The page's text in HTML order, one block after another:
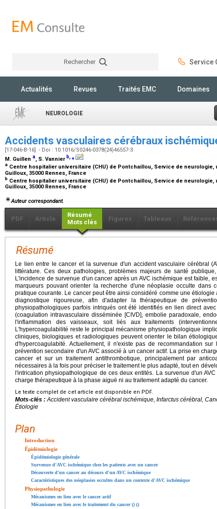
Rechercher Service
Actualités Revues Traités EMC Domaines
NEUROLOGIE
Accidents vasculaires cérébraux
[17-046-B-16] - Doi : 10.1016/S0246-0378(24)46557-3
M. Guillen a, S. Vannier b,⁎
a Centre hospitalier universitaire (CHU) de Pontchaillou, Service de neurologie,
Guilloux, 35000 Rennes, France
b Centre hospitalier universitaire (CHU) de Pontchaillou, Service de neurologie,
Guilloux, 35000 Rennes, France
Auteur correspondant.
PDF Article
Résumé
Mots clés
Figures Tableaux
Résumé
Le lien entre le cancer et la survenue d'un accident vasculaire cérébral
littérature. Ces deux pathologies, problèmes majeurs de santé
L'incidence de survenue d'un cancer après un AVC ischémique est faible,
marqueurs pouvant orienter la recherche d'une néoplasie occulte dans
pratique courante. Le cancer peut être ainsi considéré comme une
diagnostique rigoureuse, afin d'adapter la thérapeutique de
physiopathologiques parfois intriqués ont été identifiés en lien direct
(coagulation intravasculaire disséminée [CIVD], embolie paradoxale,
l'inflammation des vaisseaux, soit liés aux traitements
L'hypercoagulabilité reste le principal mécanisme physiopathologique
cliniques, biologiques et radiologiques peuvent orienter le bilan
d'hypercoagulabité. Actuellement, il n'existe pas de recommandation
prévention secondaire d'un AVC associé à un cancer actif. La prise en
cancer et sur un traitement antithrombotique, principalement par
nécessaires à la fois pour préciser le traitement le plus adapté, tout en
l'intrication physiopathologique de ces deux entités. La survenue d'un
charge thérapeutique à la phase aiguë ni au traitement adapté du cancer.
Le texte complet de cet article est disponible en PDF.
Mots-clés :Accident vasculaire cérébral ischémique, Infarctus cérébral,
Étiologie
Plan
Introduction
Épidémiologie
Épidémiologie générale
Survenue d'AVC ischémique chez les patients avec un cancer
Découverte d'un cancer au décours d'un AVC ischémique
Caractéristiques des néoplasies occultes dans un contexte d'AVC ischémique
Physiopathologie
Mécanismes en lien avec le cancer actif
Mécanismes en lien avec le traitement du cancer () ()